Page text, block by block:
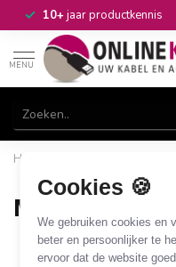
Cookies 🍪
We gebruiken cookies en
beter en persoonlijker te
ervoor dat de website
10+jaar productkennis
MENU
Home
Mini DVI - DVI
Mini DVI - DVI
1 PRODUCT